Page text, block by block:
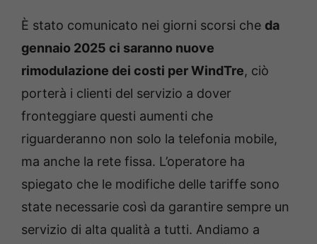
È stato comunicato nei giorni scorsi che da
gennaio 2025 ci saranno nuove
rimodulazione dei costi per WindTre, ciò
porterà i clienti del servizio a dover
fronteggiare questi aumenti che
riguarderanno non solo la telefonia mobile,
ma anche la rete fissa. L’operatore ha
spiegato che le modifiche delle tariffe sono
state necessarie così da garantire sempre un
servizio di alta qualità a tutti. Andiamo a